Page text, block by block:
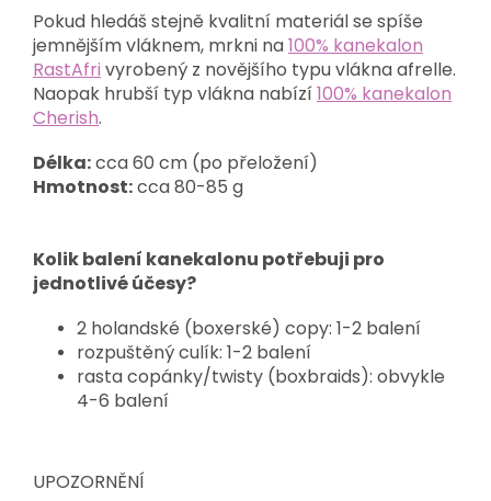
Pokud hledáš stejně kvalitní materiál se spíše
jemnějším vláknem, mrkni na100% kanekalon
RastAfri vyrobený z novějšího typu vlákna afrelle.
Naopak hrubší typ vlákna nabízí 100% kanekalon
Cherish.
Délka:cca 60 cm (po přeložení)
Hmotnost:cca 80-85 g
Kolik balení kanekalonu potřebuji pro
jednotlivé účesy?
2 holandské (boxerské) copy: 1-2 balení
rozpuštěný culík: 1-2 balení
rasta copánky/twisty (boxbraids): obvykle
4-6 balení
UPOZORNĚNÍ